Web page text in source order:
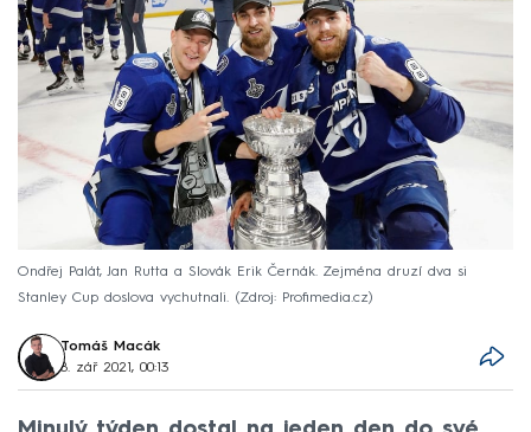
Ondřej Palát, Jan Rutta a Slovák Erik Černák. Zejména druzí dva si
Stanley Cup doslova vychutnali.
Zdroj: Profimedia.cz
Tomáš Macák
8. zář 2021, 00:13